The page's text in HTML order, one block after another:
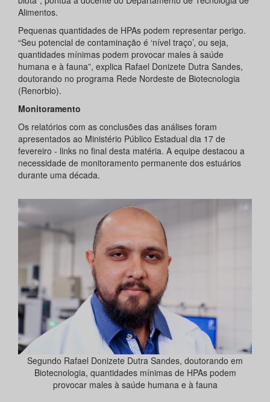
Alimentos.
Pequenas quantidades de HPAs podem representar perigo.
“Seu potencial de contaminação é ‘nível traço’, ou seja,
quantidades mínimas podem provocar males à saúde
humana e à fauna”, explica Rafael Donizete Dutra Sandes,
doutorando no programa Rede Nordeste de Biotecnologia
(Renorbio).
Monitoramento
Os relatórios com as conclusões das análises foram
apresentados ao Ministério Público Estadual dia 17 de
fevereiro - links no final desta matéria. A equipe destacou a
necessidade de monitoramento permanente dos estuários
durante uma década.
Segundo Rafael Donizete Dutra Sandes, doutorando em
Biotecnologia, quantidades mínimas de HPAs podem
provocar males à saúde humana e à fauna